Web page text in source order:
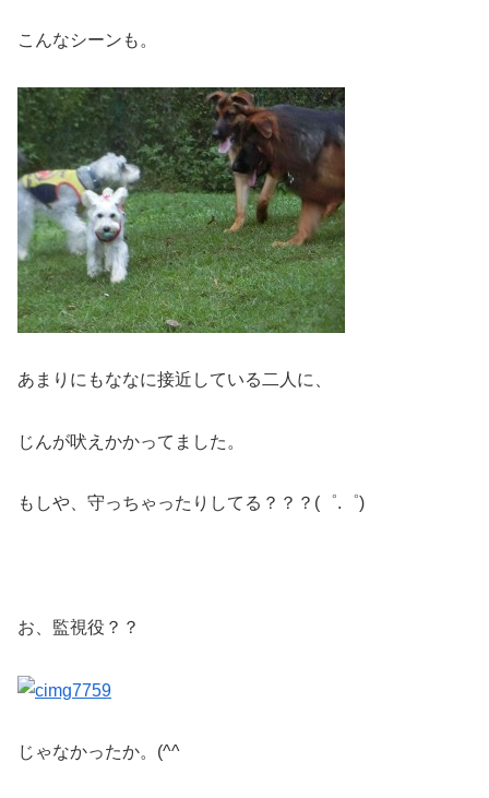
こんなシーンも。
あまりにもななに接近している二人に、
じんが吠えかかってました。
もしや、守っちゃったりしてる？？？(゜.゜)
お、監視役？？
じゃなかったか。(^^ゞ